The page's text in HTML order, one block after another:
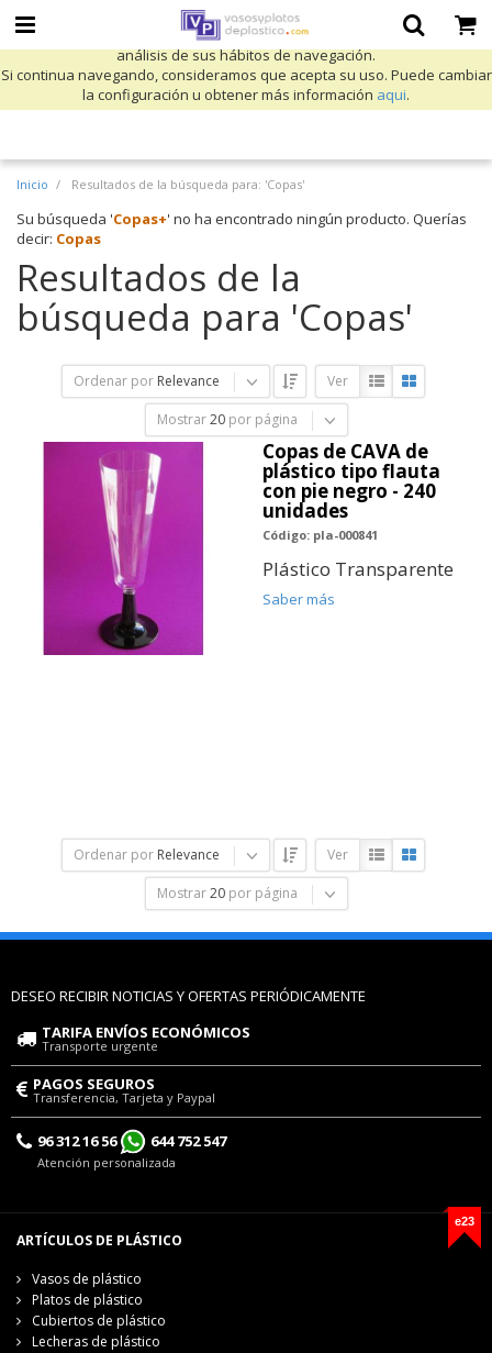
Utilizamos cookies propias y de terceros para mejorar nuestros servicios
y mostrarle publicidad relacionada con sus preferencias mediante el
análisis de sus hábitos de navegación.
Si continua navegando, consideramos que acepta su uso. Puede cambiar
la configuración u obtener más información aqui.
Inicio Resultados de la búsqueda para: 'Copas'
Su búsqueda 'Copas+' no ha encontrado ningún producto. Querías
decir: Copas
Resultados de la
búsqueda para 'Copas'
Ordenar por Relevance Ver
Mostrar 20 por página
Copas de CAVA de
plástico tipo flauta
con pie negro - 240
unidades
Código: pla-000841
Plástico Transparente
Saber más
Ordenar por Relevance Ver
Mostrar 20 por página
DESEO RECIBIR NOTICIAS Y OFERTAS PERIÓDICAMENTE
TARIFA ENVÍOS ECONÓMICOS
Transporte urgente
PAGOS SEGUROS
Transferencia, Tarjeta y Paypal
96 312 16 56 644 752 547
Atención personalizada
e23
ARTÍCULOS DE PLÁSTICO
Vasos de plástico
Platos de plástico
Cubiertos de plástico
Lecheras de plástico